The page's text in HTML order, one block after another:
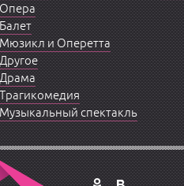
Опера
Балет
Мюзикл и Оперетта
Другое
Драма
Трагикомедия
Музыкальный спектакль